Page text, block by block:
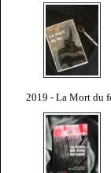
2019 - La Mort du